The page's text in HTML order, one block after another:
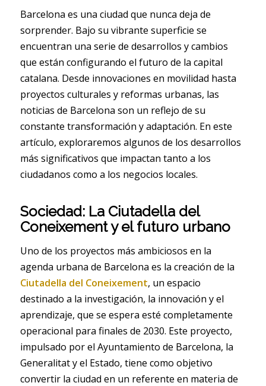
Barcelona es una ciudad que nunca deja de
sorprender. Bajo su vibrante superficie se
encuentran una serie de desarrollos y cambios
que están configurando el futuro de la capital
catalana. Desde innovaciones en movilidad hasta
proyectos culturales y reformas urbanas, las
noticias de Barcelona son un reflejo de su
constante transformación y adaptación. En este
artículo, exploraremos algunos de los desarrollos
más significativos que impactan tanto a los
ciudadanos como a los negocios locales.
Sociedad: La Ciutadella del
Coneixement y el futuro urbano
Uno de los proyectos más ambiciosos en la
agenda urbana de Barcelona es la creación de la
Ciutadella del Coneixement, un espacio
destinado a la investigación, la innovación y el
aprendizaje, que se espera esté completamente
operacional para finales de 2030. Este proyecto,
impulsado por el Ayuntamiento de Barcelona, la
Generalitat y el Estado, tiene como objetivo
convertir la ciudad en un referente en materia de